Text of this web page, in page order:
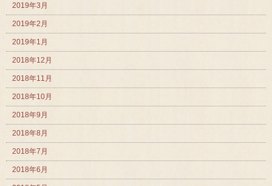
2019年3月
2019年2月
2019年1月
2018年12月
2018年11月
2018年10月
2018年9月
2018年8月
2018年7月
2018年6月